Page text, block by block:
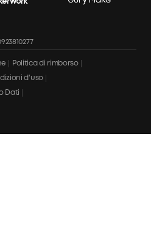
Politica di rimborso
d'uso
Dati